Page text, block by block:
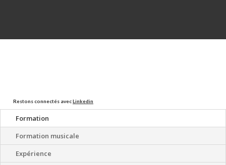
Restons connectés avecLinkedin
Formation
Formation musicale
Expérience